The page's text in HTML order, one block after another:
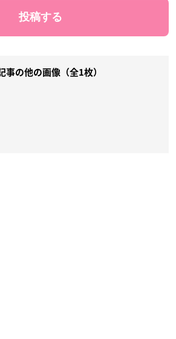
事の他の画像（全1枚）